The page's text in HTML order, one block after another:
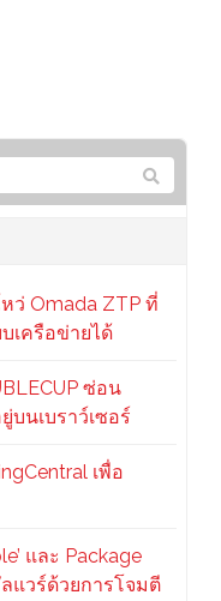
ว่ Omada ZTP ที่
เครือข่ายได้
ซ่อน
บนเบราว์เซอร์
เพื่อ
และ Package
แวร์ด้วยการโจมตี